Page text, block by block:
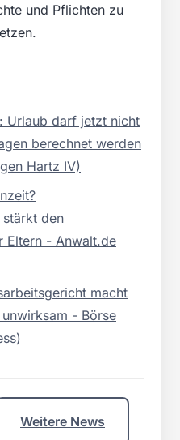
und Pflichten zu
Urlaub darf jetzt nicht
berechnet werden
Hartz IV)
stärkt den
Eltern - Anwalt.de
macht
- Börse
Weitere News